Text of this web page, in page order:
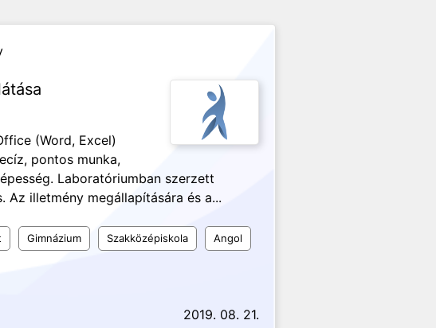
(Word, Excel)
pontos munka,
Laboratóriumban szerzett
illetmény megállapítására és a...
Gimnázium Szakközépiskola Angol
2019. 08. 21.